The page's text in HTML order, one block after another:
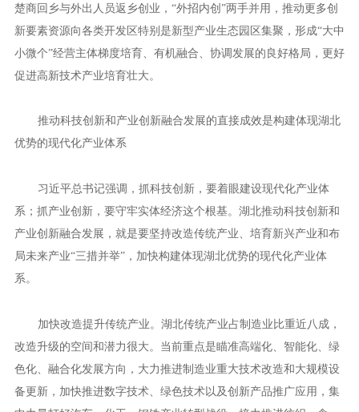
楚商回乡与外出人员返乡创业，“外招内创”两手并用，推动更多创
新要素资源向各类开发区特别是新型产业生态园区集聚，形成“大中
小微个”经营主体梯度培育、有机融合、协调发展的良好格局，更好
促进高新技术产业培育壮大。
推动科技创新和产业创新融合发展的直接成效是构建体现湖北
优势的现代化产业体系
习近平总书记强调，抓科技创新，要着眼建设现代化产业体
系；抓产业创新，要守牢实体经济这个根基。湖北推动科技创新和
产业创新融合发展，就是要坚持改造传统产业、培育新兴产业和布
局未来产业“三措并举”，加快构建体现湖北优势的现代化产业体
系。
加快改造提升传统产业。湖北传统产业占制造业比重近八成，
改造升级的空间和潜力很大。当前重点是瞄准高端化、智能化、绿
色化、融合化发展方向，大力推进制造业重大技术改造和大规模设
备更新，加快推进数字技术、绿色技术以及创新产品推广应用，集